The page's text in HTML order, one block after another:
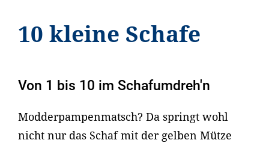
10 kleine Schafe
Von 1 bis 10 im Schafumdreh'n
Modderpampenmatsch? Da springt wohl
nicht nur das Schaf mit der gelben Mütze